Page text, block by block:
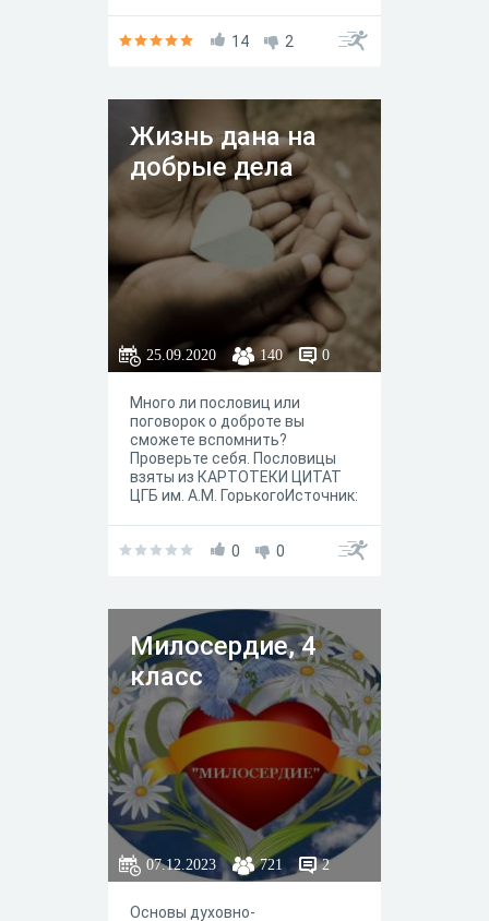
14 2
Жизнь дана на
добрые дела
25.09.2020 140 0
Много ли пословиц или
поговорок о доброте вы
сможете вспомнить?
Проверьте себя. Пословицы
взяты из КАРТОТЕКИ ЦИТАТ
ЦГБ им. А.М. ГорькогоИсточник:
ch/label/доброта
0 0
Милосердие, 4
класс
07.12.2023 721 2
Основы духовно-